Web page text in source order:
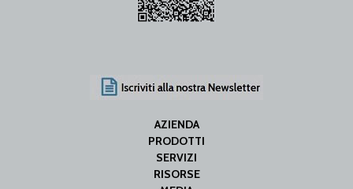
AZIENDA
PRODOTTI
SERVIZI
RISORSE